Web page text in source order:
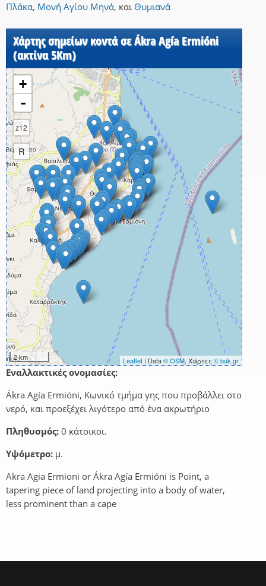
Πλάκα, Μονή Αγίου Μηνά, και Θυμιανά
Χάρτης σημείων κοντά σε Ákra Agía Ermióni
(ακτίνα 5Km)
+
-
z12
R
2 km Leaflet | Data© OSM, Χάρτες © buk.gr
Εναλλακτικές ονομασίες:
Ákra Agía Ermióni, Κωνικό τμήμα γης που προβάλλει στο
νερό, και προεξέχει λιγότερο από ένα ακρωτήριο
Πληθυσμός: 0 κάτοικοι.
Υψόμετρο: μ.
Akra Agia Ermioni or Ákra Agía Ermióni is Point, a
tapering piece of land projecting into a body of water,
less prominent than a cape